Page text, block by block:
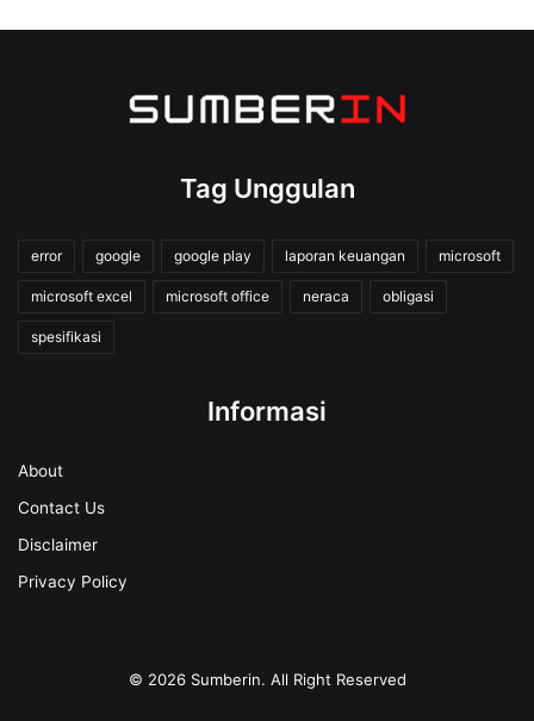
Tag Unggulan
error google google play laporan keuangan microsoft
microsoft excel microsoft office neraca obligasi
spesifikasi
Informasi
About
Contact Us
Disclaimer
Privacy Policy
© 2026 Sumberin. All Right Reserved